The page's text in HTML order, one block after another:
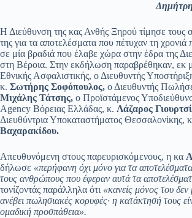
Η Διεύθυνση της κας Ανθής Ξηρού τίμησε τους
της για τα αποτελέσματα που πέτυχαν τη χρονιά
σε μία βραδιά που έλαβε χώρα στην έδρα της
στη Βέροια. Στην εκδήλωση παραβρέθηκαν, εκ
Εθνικής Ασφαλιστικής, ο Διευθυντής
κ. Σωτήρης Σοφόπουλος, ο Διευθυντής
Μιχάλης Τάτσης, ο Προϊστάμενος
Agency Βόρειας Ελλάδας, κ. Λάζαρος
Διευθύντρια Υποκαταστήματος Θεσσαλονίκης,
Βαχαρακίδου.
Απευθυνόμενη στους παρευρισκόμενους, η κα
δήλωσε «περήφανη όχι μόνο για τα
τους ανθρώπους που έφεραν αυτά τα
τονίζοντάς παράλληλα ότι «κανείς μόνος του δεν
ανέβει πωλησιακές κορυφές· η κατάκτησή τους
ομαδική προσπάθεια».